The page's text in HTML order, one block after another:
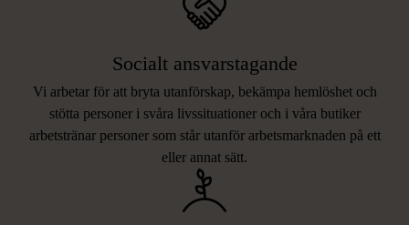
Socialt ansvarstagande
Vi arbetar för att bryta utanförskap, bekämpa hemlöshet och
stötta personer i svåra livssituationer och i våra butiker
arbetstränar personer som står utanför arbetsmarknaden på ett
eller annat sätt.